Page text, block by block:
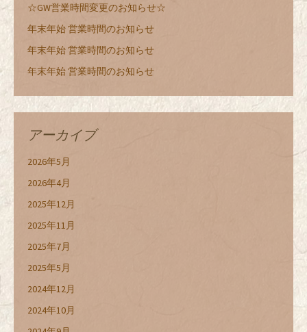
☆GW営業時間変更のお知らせ☆
年末年始 営業時間のお知らせ
年末年始 営業時間のお知らせ
年末年始 営業時間のお知らせ
アーカイブ
2026年5月
2026年4月
2025年12月
2025年11月
2025年7月
2025年5月
2024年12月
2024年10月